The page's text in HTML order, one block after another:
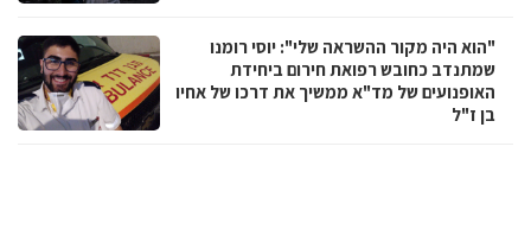
"הוא היה מקור ההשראה שלי": יוסי רומנו
שמתנדב כחובש רפואת חירום ביחידת
האופנועים של מד"א ממשיך את דרכו של אחיו
בן ז"ל